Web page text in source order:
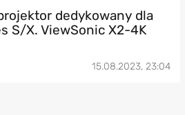
dedykowany dla
S/X. ViewSonic X2-4K
15.08.2023, 23:04